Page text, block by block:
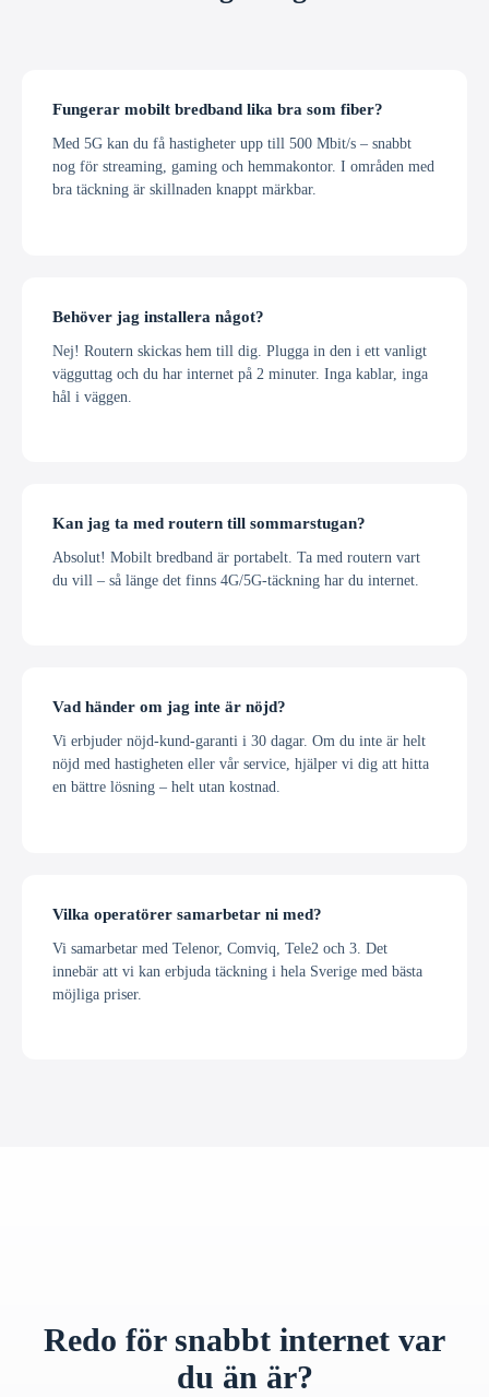
Fungerar mobilt bredband lika bra som fiber?
Med 5G kan du få hastigheter upp till 500 Mbit/s – snabbt
nog för streaming, gaming och hemmakontor. I områden med
bra täckning är skillnaden knappt märkbar.
Behöver jag installera något?
Nej! Routern skickas hem till dig. Plugga in den i ett vanligt
vägguttag och du har internet på 2 minuter. Inga kablar, inga
hål i väggen.
Kan jag ta med routern till sommarstugan?
Absolut! Mobilt bredband är portabelt. Ta med routern vart
du vill – så länge det finns 4G/5G-täckning har du internet.
Vad händer om jag inte är nöjd?
Vi erbjuder nöjd-kund-garanti i 30 dagar. Om du inte är helt
nöjd med hastigheten eller vår service, hjälper vi dig att hitta
en bättre lösning – helt utan kostnad.
Vilka operatörer samarbetar ni med?
Vi samarbetar med Telenor, Comviq, Tele2 och 3. Det
innebär att vi kan erbjuda täckning i hela Sverige med bästa
möjliga priser.
Redo för snabbt internet var
du än är?